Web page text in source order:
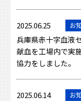
2025.06.25 お
兵庫県赤十字血液
献血を工場内で実
協力をしました。
2025.06.14 お